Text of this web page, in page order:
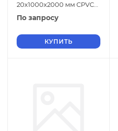
20х1000х2000 мм CPVC
ГОСТ 32415-2013
По запросу
КУПИТЬ